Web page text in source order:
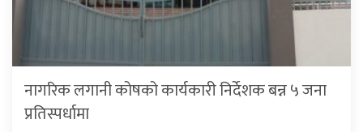
नागरिक लगानी कोषको कार्यकारी निर्देशक बन्न ५ जना
प्रतिस्पर्धामा